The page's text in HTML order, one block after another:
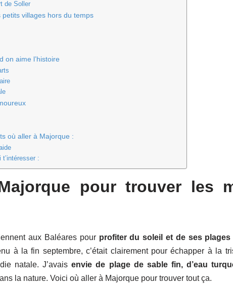
de Soller
villages hors du temps
on aime l’histoire
où aller à Majorque :
:
pour trouver les
aux Baléares pour profiter du soleil et de ses plages
à la fin septembre, c’était clairement pour échapper à la
natale. J’avaisenvie de plage de sable fin, d’eau
la nature. Voici où aller à Majorque pour trouver tout ça.